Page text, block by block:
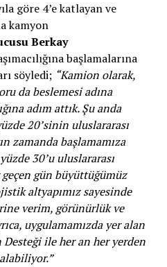
göre 4’e katlayan ve
kamyon
Berkay
başlamalarına
söyledi; “Kamion olarak,
da beslemesi adına
adım attık. Şu anda
20’sinin uluslararası
zamanda başlamamıza
30’u uluslararası
geçen gün büyüttüğümüz
altyapımız sayesinde
verim, görünürlük ve
uygulamamızda yer alan
ile her an her yerden